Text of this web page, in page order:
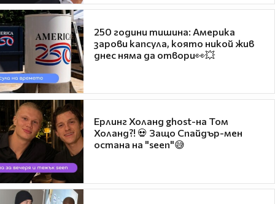
250 години тишина: Америка
зарови капсула, която никой жив
днес няма да отвори👀💥
Ерлинг Холанд ghost-на Том
Холанд?! 💀 Защо Спайдър-мен
остана на "seen"😅